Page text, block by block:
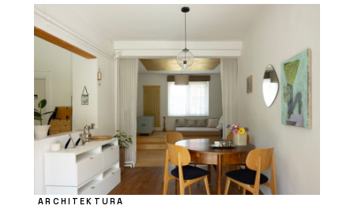
ARCHITEKTURA